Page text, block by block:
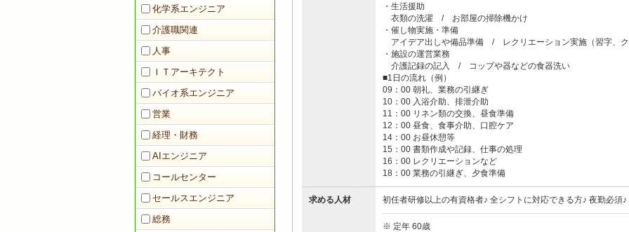
化学系エンジニア
介護職関連
人事
ＩＴアーキテクト
バイオ系エンジニア
営業
経理・財務
AIエンジニア
コールセンター
セールスエンジニア
総務
・生活援助
衣類の洗濯 / お部屋の掃除機かけ
・催し物実施・準備
アイデア出しや備品準備 / レクリエーション実施（習字、ク
・施設の運営業務
介護記録の記入 / コップや器などの食器洗い
■1日の流れ（例）
09：00 朝礼、業務の引継ぎ
10：00 入浴介助、排泄介助
11：00 リネン類の交換、昼食準備
12：00 昼食、食事介助、口腔ケア
14：00 お昼休憩等
15：00 書類作成や記録、仕事の処理
16：00 レクリエーションなど
18：00 業務の引継ぎ、夕食準備
求める人材 初任者研修以上の有資格者♪ 全シフトに対応できる方♪ 夜勤必須
※ 定年 60歳